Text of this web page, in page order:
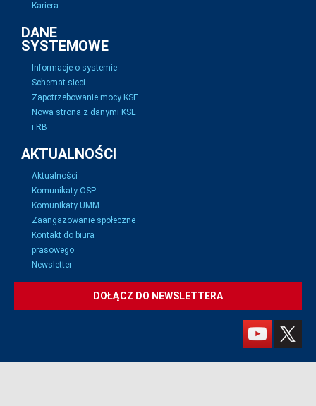
Kariera
DANE
SYSTEMOWE
Informacje o systemie
Schemat sieci
Zapotrzebowanie mocy KSE
Nowa strona z danymi KSE
i RB
AKTUALNOŚCI
Aktualności
Komunikaty OSP
Komunikaty UMM
Zaangażowanie społeczne
Kontakt do biura
prasowego
Newsletter
DOŁĄCZ DO NEWSLETTERA